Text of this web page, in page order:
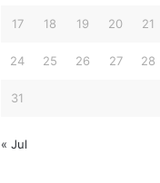
17 18 19 20 21
24 25 26 27 28
31
« Jul